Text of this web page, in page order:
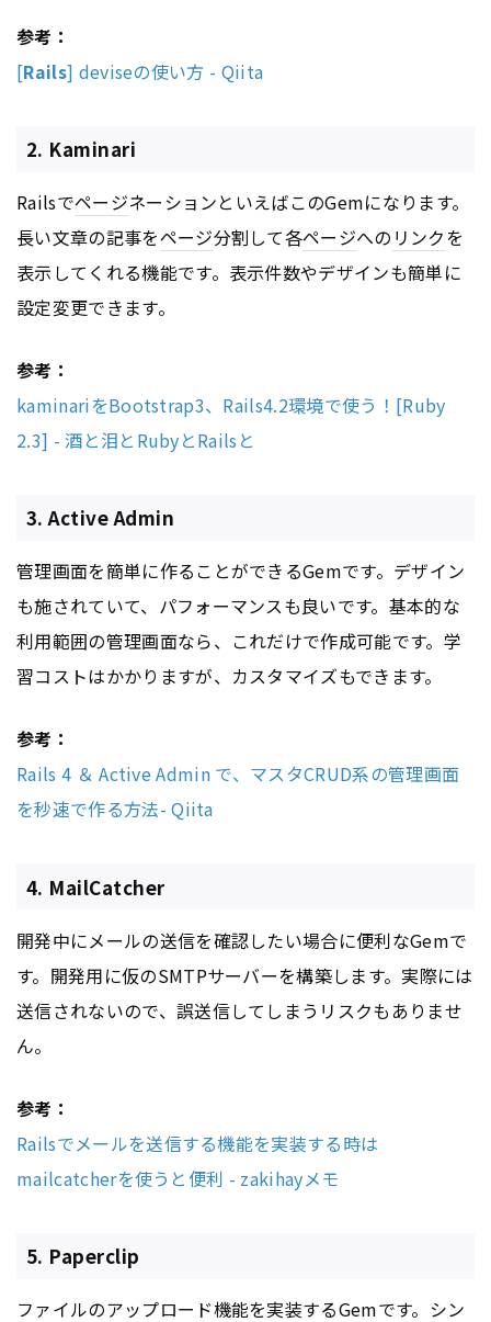
参考：
[Rails] deviseの使い方 - Qiita
2. Kaminari
RailsでページネーションといえばこのGemになります。
長い文章の記事をページ分割して各ページへの リンクを
表示してくれる機能です。表示件数やデザインも簡単に
設定変更できます。
参考：
kaminariをBootstrap3、Rails4.2環境で使う！[Ruby
2.3] - 酒と泪とRubyとRailsと
3. Active Admin
管理画面を簡単に作ることができるGemです。デザイン
も施されていて、パフォーマンスも良いです。基本的な
利用範囲の管理画面なら、これだけで作成可能です。学
習コストはかかりますが、カスタマイズもできます。
参考：
Rails 4 ＆ Active Admin で、マスタCRUD系の管理画面
を秒速で作る方法- Qiita
4. MailCatcher
開発中にメールの送信を確認したい場合に便利なGemで
す。開発用に仮のSMTPサーバーを構築します。実際には
送信されないので、誤送信してしまうリスクもありませ
ん。
参考：
Railsでメールを送信する機能を実装する時は
mailcatcherを使うと便利 - zakihayメモ
5. Paperclip
ファイルのアップロード機能を実装するGemです。シン